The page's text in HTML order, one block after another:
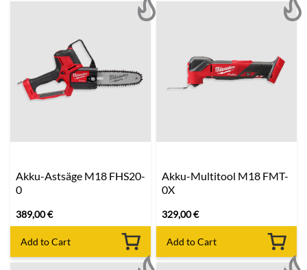
Akku-Astsäge M18 FHS20-
0
389,00€
Add to Cart
Akku-Multitool M18 FMT-
0X
329,00€
Add to Cart